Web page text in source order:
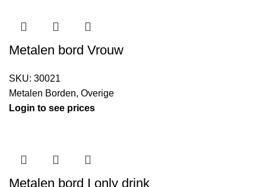
Metalen bord Vrouw
SKU: 30021
Metalen Borden, Overige
Login to see prices
Metalen bord I only drink